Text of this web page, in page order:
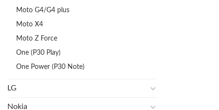
Moto G4/G4 plus
Moto X4
Moto Z Force
One (P30 Play)
One Power (P30 Note)
LG
Nokia